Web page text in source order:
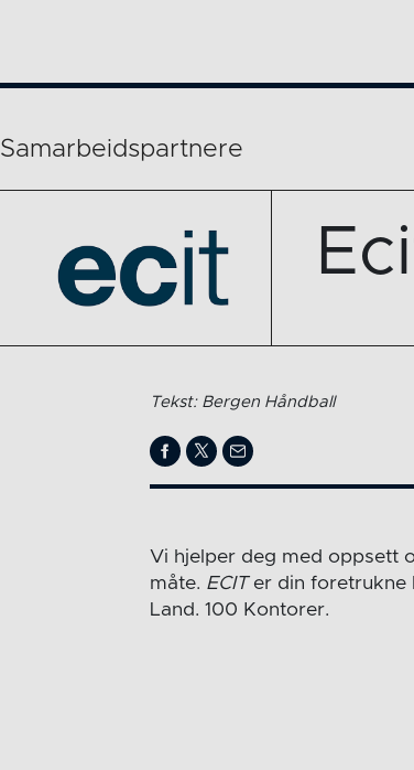
Samarbeidspartnere
Tekst: Bergen Håndball
Vi hjelper deg med oppsett
måte. ECITer din foretrukne
Land. 100 Kontorer.